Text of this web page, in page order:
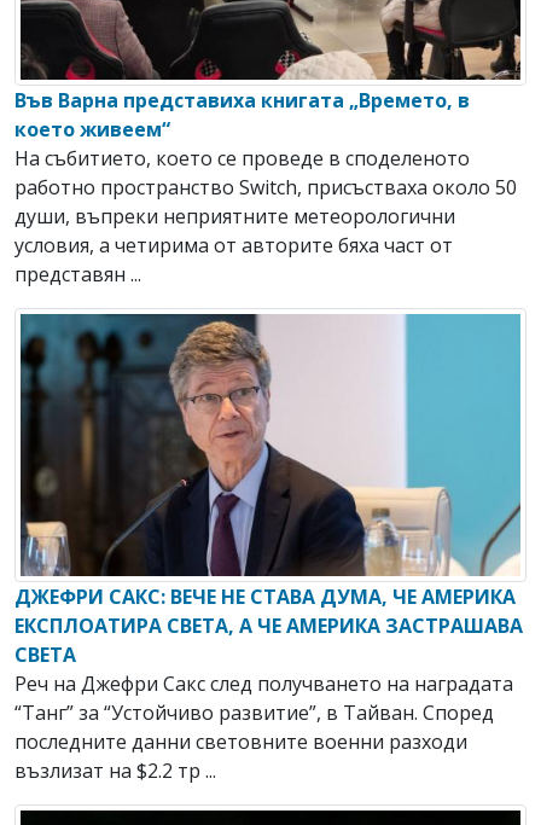
Във Варна представиха книгата „Времето, в
което живеем“
На събитието, което се проведе в споделеното
работно пространство Switch, присъстваха около 50
души, въпреки неприятните метеорологични
условия, а четирима от авторите бяха част от
представян ...
ДЖЕФРИ САКС: ВЕЧЕ НЕ СТАВА ДУМА, ЧЕ АМЕРИКА
ЕКСПЛОАТИРА СВЕТА, А ЧЕ АМЕРИКА ЗАСТРАШАВА
СВЕТА
Реч на Джефри Сакс след получването на наградата
“Танг” за “Устойчиво развитие”, в Тайван. Според
последните данни световните военни разходи
възлизат на $2.2 тр ...